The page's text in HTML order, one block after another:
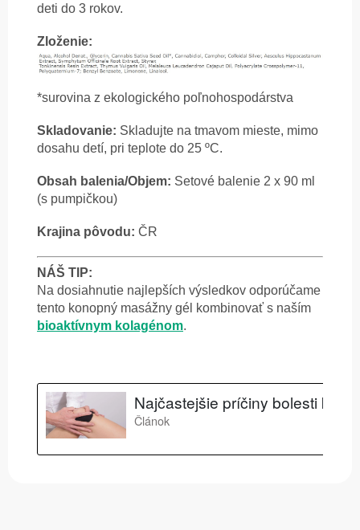
deti do 3 rokov.
Zloženie:
*surovina z ekologického poľnohospodárstva
Skladovanie: Skladujte na tmavom mieste, mimo
dosahu detí, pri teplote do 25 ºC.
Obsah balenia/Objem: Setové balenie 2 x 90 ml
(s pumpičkou)
Krajina pôvodu: ČR
NÁŠ TIP:
Na dosiahnutie najlepších výsledkov odporúčame
tento konopný masážny gél kombinovať s naším
bioaktívnym kolagénom.